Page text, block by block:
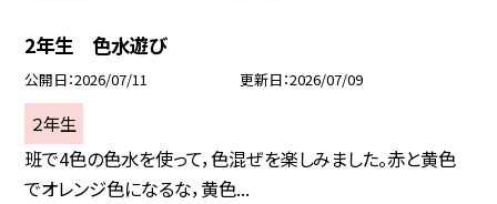
2年生 色水遊び
公開日 2026/07/11 更新日 2026/07/09
２年生
班で4色の色水を使って，色混ぜを楽しみました。赤と黄色
でオレンジ色になるな，黄色...